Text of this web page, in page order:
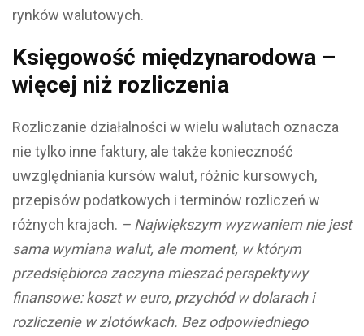
rynków walutowych.
Księgowość międzynarodowa –
więcej niż rozliczenia
Rozliczanie działalności w wielu walutach oznacza
nie tylko inne faktury, ale także konieczność
uwzględniania kursów walut, różnic kursowych,
przepisów podatkowych i terminów rozliczeń w
różnych krajach. – Największym wyzwaniem nie jest
sama wymiana walut, ale moment, w którym
przedsiębiorca zaczyna mieszać perspektywy
finansowe: koszt w euro, przychód w dolarach i
rozliczenie w złotówkach. Bez odpowiedniego